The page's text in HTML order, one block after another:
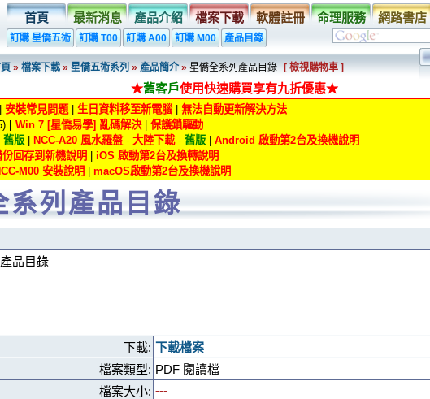
首頁 最新消息 產品介紹 檔案下載 軟體註冊 命理服務 網路書店
訂購 星僑五術 訂購 T00 訂購 A00 訂購 M00 產品目錄
»檔案下載»星僑五術系列»產品簡介»星僑全系列產品目錄 [ 檢視購物車 ]
★舊客戶使用快速購買享有九折優惠★
安裝常見問題| 生日資料移至新電腦| 無法自動更新解決方法
Win 7 [星僑易學] 亂碼解決| 保護鎖驅動
舊版 NCC-A20 風水羅盤- 大陸下載- 舊版
Android 啟動第2台及換機說明
回存到新機說明
iOS 啟動第2台及換轉說明
M00 安裝說明 macOS啟動第2台及換機說明
系列產品目錄
品目錄
下載: 下載檔案
檔案類型: PDF 閱讀檔
檔案大小: ---